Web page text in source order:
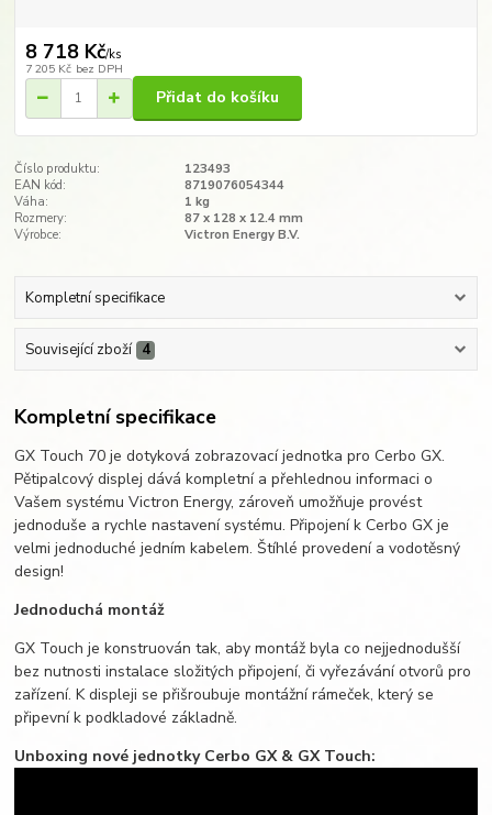
8 718 Kč/ks
7 205 Kč bez DPH
Přidat do košíku
Číslo produktu:
123493
EAN kód:
8719076054344
Váha:
1 kg
Rozmery:
87 x 128 x 12.4 mm​
Výrobce:
Victron Energy B.V.
Kompletní specifikace
Související zboží 4
Kompletní specifikace
GX Touch 70 je dotyková zobrazovací jednotka pro Cerbo GX.
Pětipalcový displej dává kompletní a přehlednou informaci o
Vašem systému Victron Energy, zároveň umožňuje provést
jednoduše a rychle nastavení systému. Připojení k Cerbo GX je
velmi jednoduché jedním kabelem. Štíhlé provedení a vodotěsný
design!
Jednoduchá montáž
GX Touch je konstruován tak, aby montáž byla co nejjednodušší
bez nutnosti instalace složitých připojení, či vyřezávání otvorů pro
zařízení. K displeji se přišroubuje montážní rámeček, který se
připevní k podkladové základně.
Unboxing nové jednotky Cerbo GX & GX Touch: